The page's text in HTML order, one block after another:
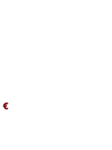
€